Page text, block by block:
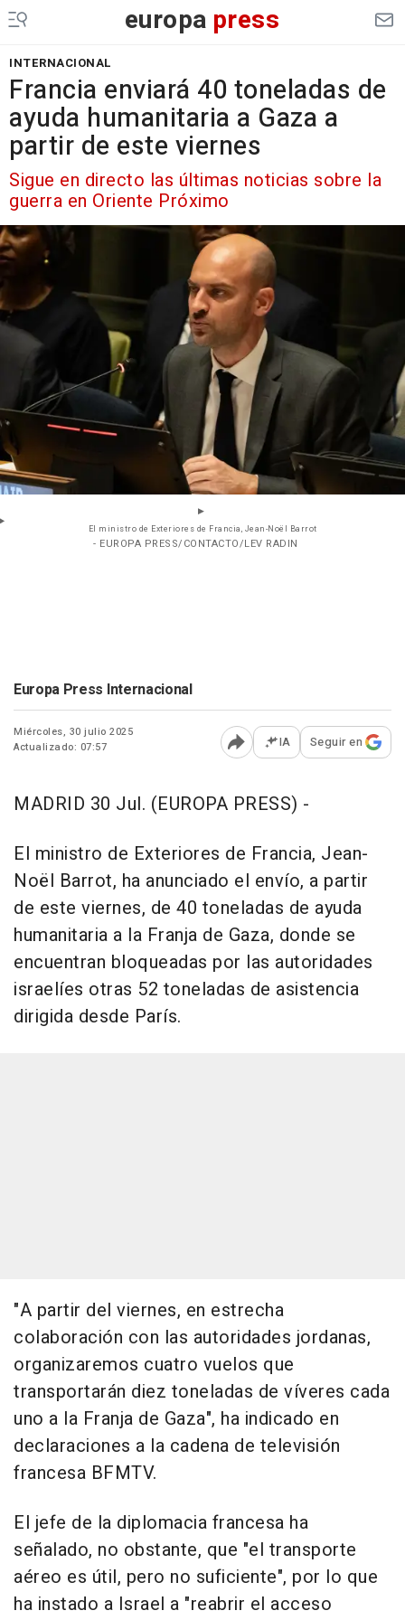
europa press
INTERNACIONAL
Francia enviará 40 toneladas de
ayuda humanitaria a Gaza a
partir de este viernes
Sigue en directo las últimas noticias sobre la
guerra en Oriente Próximo
El ministro de Exteriores de Francia, Jean-Noël Barrot
- EUROPA PRESS/CONTACTO/LEV RADIN
Europa Press Internacional
Miércoles, 30 julio 2025
Actualizado: 07:57
Abrir opciones para
IA Seguir en
MADRID 30 Jul. (EUROPA PRESS) -
El ministro de Exteriores de Francia, Jean-
Noël Barrot, ha anunciado el envío, a partir
de este viernes, de 40 toneladas de ayuda
humanitaria a la Franja de Gaza, donde se
encuentran bloqueadas por las autoridades
israelíes otras 52 toneladas de asistencia
dirigida desde París.
"A partir del viernes, en estrecha
colaboración con las autoridades jordanas,
organizaremos cuatro vuelos que
transportarán diez toneladas de víveres cada
uno a la Franja de Gaza", ha indicado en
declaraciones a la cadena de televisión
francesa BFMTV.
El jefe de la diplomacia francesa ha
señalado, no obstante, que "el transporte
aéreo es útil, pero no suficiente", por lo que
ha instado a Israel a "reabrir el acceso